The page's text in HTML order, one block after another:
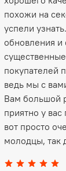
похожи на
успели
обновления и
покупателей
ведь мы с
Вам большой
приятно у
вот просто
молодцы, так